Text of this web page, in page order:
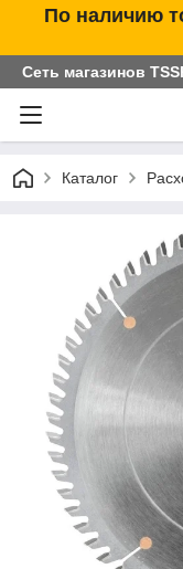
По наличию
Сеть магазинов
Каталог